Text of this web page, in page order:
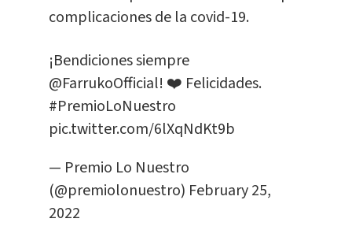
complicaciones de la covid-19.
¡Bendiciones siempre
@FarrukoOfficial! ❤️️ Felicidades.
#PremioLoNuestro
pic.twitter.com/6lXqNdKt9b
— Premio Lo Nuestro
(@premiolonuestro) February 25,
2022